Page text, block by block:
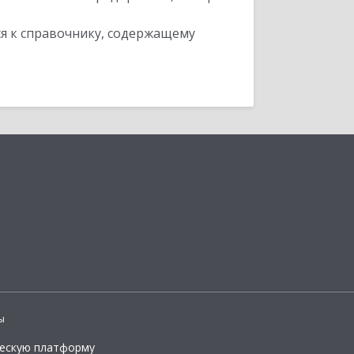
к справочнику, содержащему
платформу